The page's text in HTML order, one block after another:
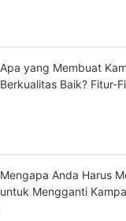
Apa yang Membuat
Berkualitas Baik? Fitur-
Mengapa Anda Harus
untuk Mengganti